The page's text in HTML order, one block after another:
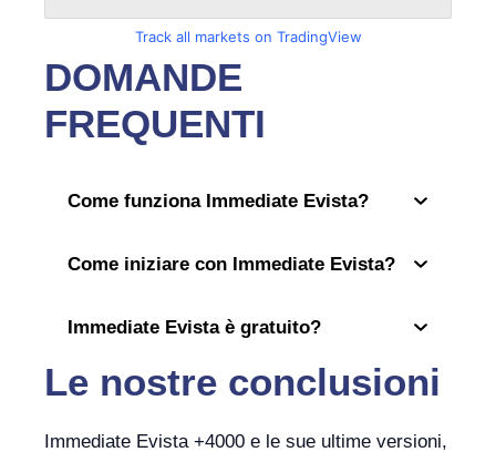
Track all markets on TradingView
DOMANDE
FREQUENTI
Come funziona Immediate Evista?
Come iniziare con Immediate Evista?
Immediate Evista è gratuito?
Le nostre conclusioni
Immediate Evista +4000 e le sue ultime versioni,